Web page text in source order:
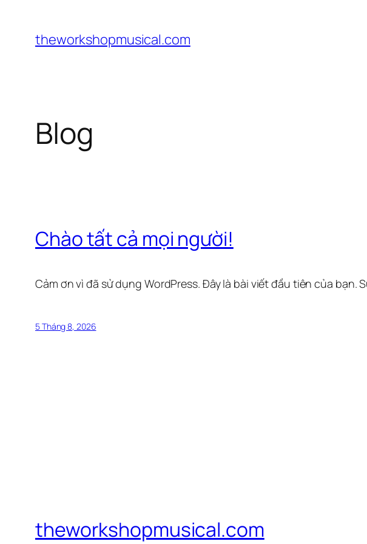
theworkshopmusical.com
Blog
Chào tất cả mọi người!
Cảm ơn vì đã sử dụng WordPress. Đây là bài viết đầu tiên của bạn.
5 Tháng 8, 2026
theworkshopmusical.com